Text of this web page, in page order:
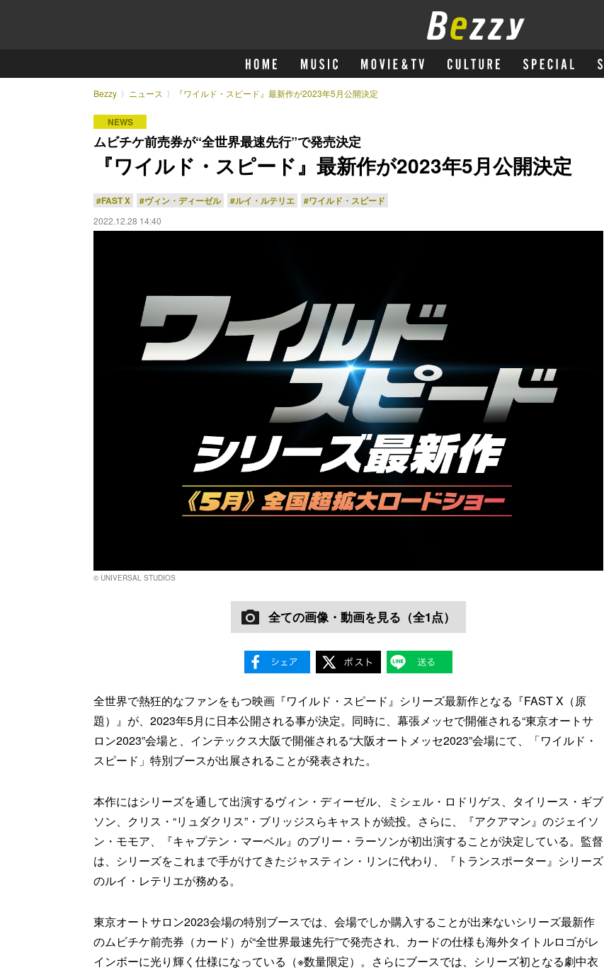
Bezzy ニュース 『ワイルド・スピード』最新作が2023年5月公開決定
NEWS
ムビチケ前売券が“全世界最速先行”で発売決定
『ワイルド・スピード』最新作が2023年5月公開決定
#FAST X #ヴィン・ディーゼル #ルイ・ルテリエ #ワイルド・スピード
2022.12.28 14:40
© UNIVERSAL STUDIOS
全ての画像・動画を見る（全1点）
全世界で熱狂的なファンをもつ映画『ワイルド・スピード』シリーズ最新作となる『FAST X（原
題）』が、2023年5月に日本公開される事が決定。同時に、幕張メッセで開催される“東京オートサ
ロン2023”会場と、インテックス大阪で開催される“大阪オートメッセ2023”会場にて、「ワイルド・
スピード」特別ブースが出展されることが発表された。
本作にはシリーズを通して出演するヴィン・ディーゼル、ミシェル・ロドリゲス、タイリース・ギブ
ソン、クリス・“リュダクリス”・ブリッジスらキャストが続投。さらに、『アクアマン』のジェイソ
ン・モモア、『キャプテン・マーベル』のブリー・ラーソンが初出演することが決定している。監督
は、シリーズをこれまで手がけてきたジャスティン・リンに代わり、『トランスポーター』シリーズ
のルイ・レテリエが務める。
東京オートサロン2023会場の特別ブースでは、会場でしか購入することが出来ないシリーズ最新作
のムビチケ前売券（カード）が“全世界最速先行”で発売され、カードの仕様も海外タイトルロゴがレ
インボーに光り輝く仕様になっている（※数量限定）。さらにブースでは、シリーズ初となる劇中衣